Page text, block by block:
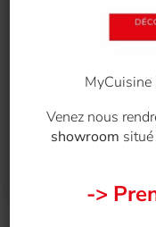
MyCuisine
Venez nous
showroom
->